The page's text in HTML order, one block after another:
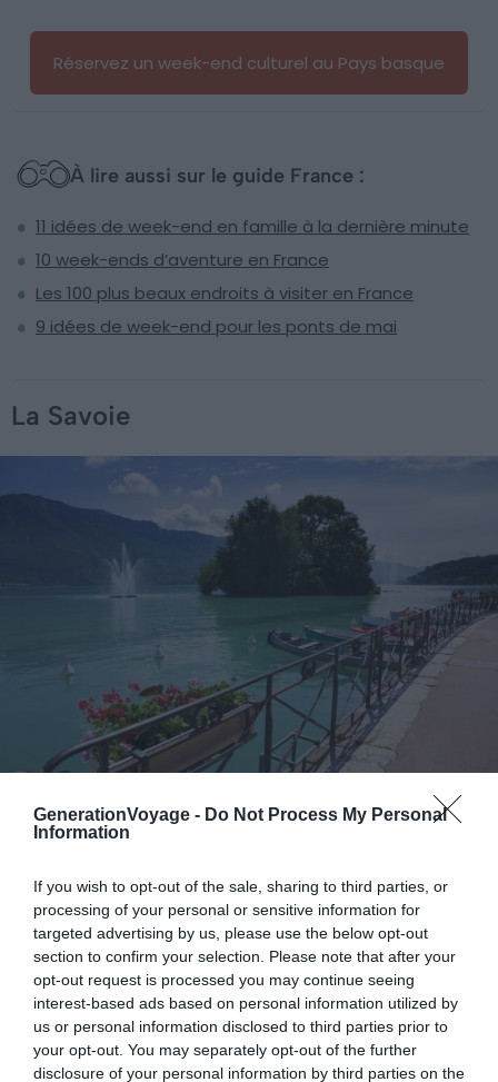
GenerationVoyage - Do Not Process My Personal
Information
If you wish to opt-out of the sale, sharing to third parties, or
processing of your personal or sensitive information for
targeted advertising by us, please use the below opt-out
section to confirm your selection. Please note that after your
opt-out request is processed you may continue seeing
interest-based ads based on personal information utilized by
us or personal information disclosed to third parties prior to
your opt-out. You may separately opt-out of the further
disclosure of your personal information by third parties on the
Réservez un week-end culturel au Pays basque
À lire aussi sur le guide France :
11 idées de week-end en famille à la dernière minute
10 week-ends d’aventure en France
Les 100 plus beaux endroits à visiter en France
9 idées de week-end pour les ponts de mai
La Savoie
Crédit Photo : Shutterstock / Mira Arnaudova
De toute évidence, les régions montagnardes sont
particulièrement réputées pour leurs complexes
thermaux. La région savoyarde est donc parfaite pour un
week-end de dernière minute en France, axé sur la
détente. En Savoie, vous devrez notamment opter pour
de magnifiques communes comme Aix-les-Bains ou